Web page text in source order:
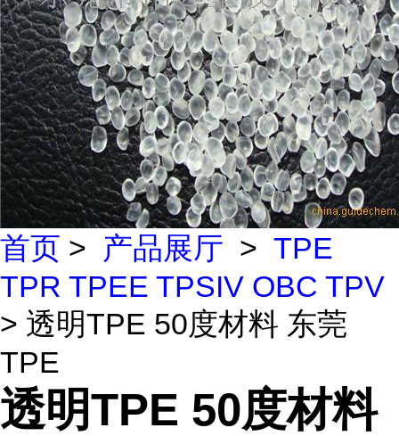
首页 > 产品展厅 > TPE
TPR TPEE TPSIV OBC TPV
> 透明TPE 50度材料 东莞
TPE
透明TPE 50度材料